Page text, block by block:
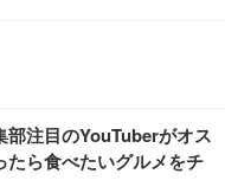
部注目のYouTuberがオス
ら食べたいグルメをチ